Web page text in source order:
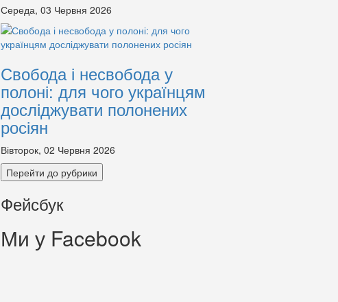
Середа, 03 Червня 2026
Свобода і несвобода у
полоні: для чого українцям
досліджувати полонених
росіян
Вівторок, 02 Червня 2026
Перейти до рубрики
Фейсбук
Ми у Facebook